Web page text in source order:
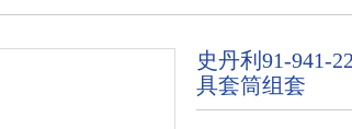
史丹利91-941-
具套筒组套